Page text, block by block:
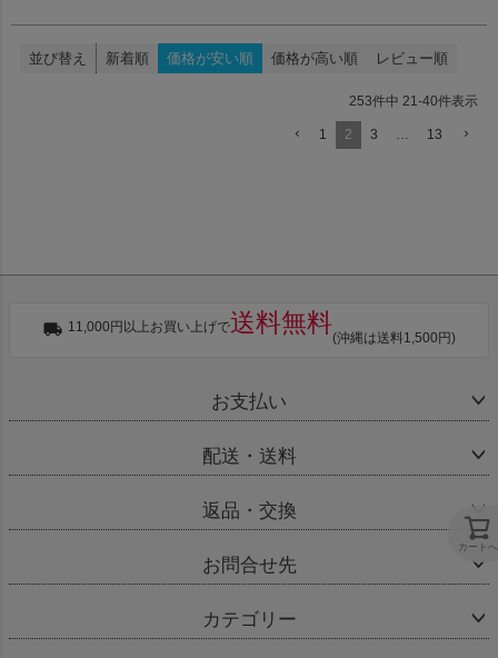
並び替え 新着順 価格が安い順 価格が高い順 レビュー順
253件中 21 -40件表示
1 2 3 13
カートへ
11,000円以上お買い上げで送料無料
(沖縄は送料1,500円)
お支払い
配送・送料
返品・交換
お問合せ先
カテゴリー